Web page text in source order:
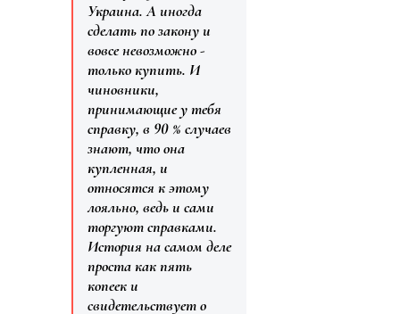
Украина. А иногда
сделать по закону и
вовсе невозможно -
только купить. И
чиновники,
принимающие у тебя
справку, в 90 % случаев
знают, что она
купленная, и
относятся к этому
лояльно, ведь и сами
торгуют справками.
История на самом деле
проста как пять
копеек и
свидетельствует о